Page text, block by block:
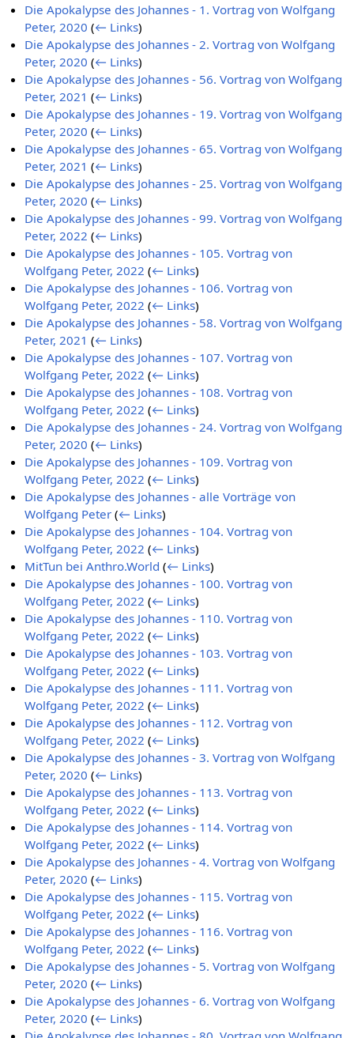
Die Apokalypse des Johannes - 1. Vortrag von Wolfgang
Peter, 2020 (← Links)
Die Apokalypse des Johannes - 2. Vortrag von Wolfgang
Peter, 2020 (← Links)
Die Apokalypse des Johannes - 56. Vortrag von Wolfgang
Peter, 2021 (← Links)
Die Apokalypse des Johannes - 19. Vortrag von Wolfgang
Peter, 2020 (← Links)
Die Apokalypse des Johannes - 65. Vortrag von Wolfgang
Peter, 2021 (← Links)
Die Apokalypse des Johannes - 25. Vortrag von Wolfgang
Peter, 2020 (← Links)
Die Apokalypse des Johannes - 99. Vortrag von Wolfgang
Peter, 2022 (← Links)
Die Apokalypse des Johannes - 105. Vortrag von
Wolfgang Peter, 2022 (← Links)
Die Apokalypse des Johannes - 106. Vortrag von
Wolfgang Peter, 2022 (← Links)
Die Apokalypse des Johannes - 58. Vortrag von Wolfgang
Peter, 2021 (← Links)
Die Apokalypse des Johannes - 107. Vortrag von
Wolfgang Peter, 2022 (← Links)
Die Apokalypse des Johannes - 108. Vortrag von
Wolfgang Peter, 2022 (← Links)
Die Apokalypse des Johannes - 24. Vortrag von Wolfgang
Peter, 2020 (← Links)
Die Apokalypse des Johannes - 109. Vortrag von
Wolfgang Peter, 2022 (← Links)
Die Apokalypse des Johannes - alle Vorträge von
Wolfgang Peter (← Links)
Die Apokalypse des Johannes - 104. Vortrag von
Wolfgang Peter, 2022 (← Links)
MitTun bei Anthro.World (← Links)
Die Apokalypse des Johannes - 100. Vortrag von
Wolfgang Peter, 2022 (← Links)
Die Apokalypse des Johannes - 110. Vortrag von
Wolfgang Peter, 2022 (← Links)
Die Apokalypse des Johannes - 103. Vortrag von
Wolfgang Peter, 2022 (← Links)
Die Apokalypse des Johannes - 111. Vortrag von
Wolfgang Peter, 2022 (← Links)
Die Apokalypse des Johannes - 112. Vortrag von
Wolfgang Peter, 2022 (← Links)
Die Apokalypse des Johannes - 3. Vortrag von Wolfgang
Peter, 2020 (← Links)
Die Apokalypse des Johannes - 113. Vortrag von
Wolfgang Peter, 2022 (← Links)
Die Apokalypse des Johannes - 114. Vortrag von
Wolfgang Peter, 2022 (← Links)
Die Apokalypse des Johannes - 4. Vortrag von Wolfgang
Peter, 2020 (← Links)
Die Apokalypse des Johannes - 115. Vortrag von
Wolfgang Peter, 2022 (← Links)
Die Apokalypse des Johannes - 116. Vortrag von
Wolfgang Peter, 2022 (← Links)
Die Apokalypse des Johannes - 5. Vortrag von Wolfgang
Peter, 2020 (← Links)
Die Apokalypse des Johannes - 6. Vortrag von Wolfgang
Peter, 2020 (← Links)